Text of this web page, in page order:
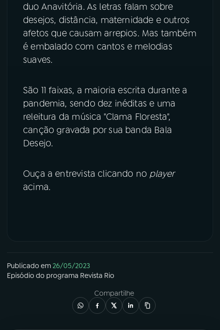
duo Anavitória. As letras falam sobre
desejos, distância, maternidade e outros
afetos que causam arrepios. Mas também
é embalado com cantos e melodias
suaves.
São 11 faixas, a maioria escrita durante a
pandemia, sendo dez inéditas e uma
releitura da música "Clama Floresta",
canção gravada por sua banda Bala
Desejo.
Ouça a entrevista clicando no player
acima.
Publicado em26/05/2023
Episódio do programa Revista Rio
Compartilhe